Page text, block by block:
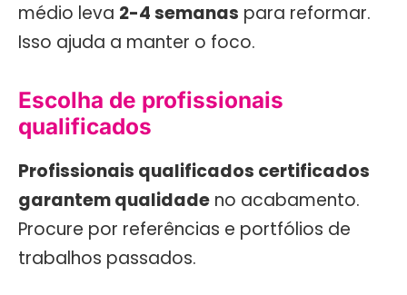
médio leva 2-4 semanas para reformar.
Isso ajuda a manter o foco.
Escolha de profissionais
qualificados
Profissionais qualificados certificados
garantem qualidade no acabamento.
Procure por referências e portfólios de
trabalhos passados.